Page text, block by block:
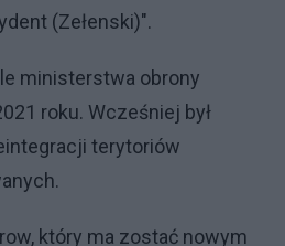
(Zełenski)".
ministerstwa obrony
roku. Wcześniej był
terytoriów
który ma zostać nowym